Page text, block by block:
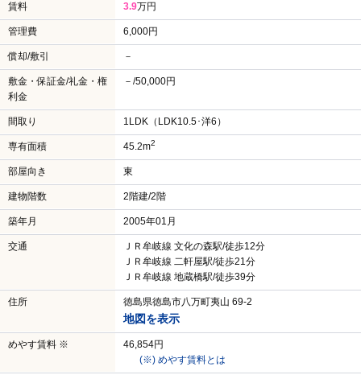
賃料 3.9万円
管理費 6,000円
償却/敷引 －
敷金・保証金/礼金・権
利金
－/50,000円
間取り 1LDK（LDK10.5･洋6）
専有面積 45.2m2
部屋向き 東
建物階数 2階建/2階
築年月 2005年01月
交通
ＪＲ牟岐線 文化の森駅/徒歩12分
ＪＲ牟岐線 二軒屋駅/徒歩21分
ＪＲ牟岐線 地蔵橋駅/徒歩39分
住所 徳島県徳島市八万町夷山 69-2
地図を表示
めやす賃料 ※
46,854円
(※) めやす賃料とは